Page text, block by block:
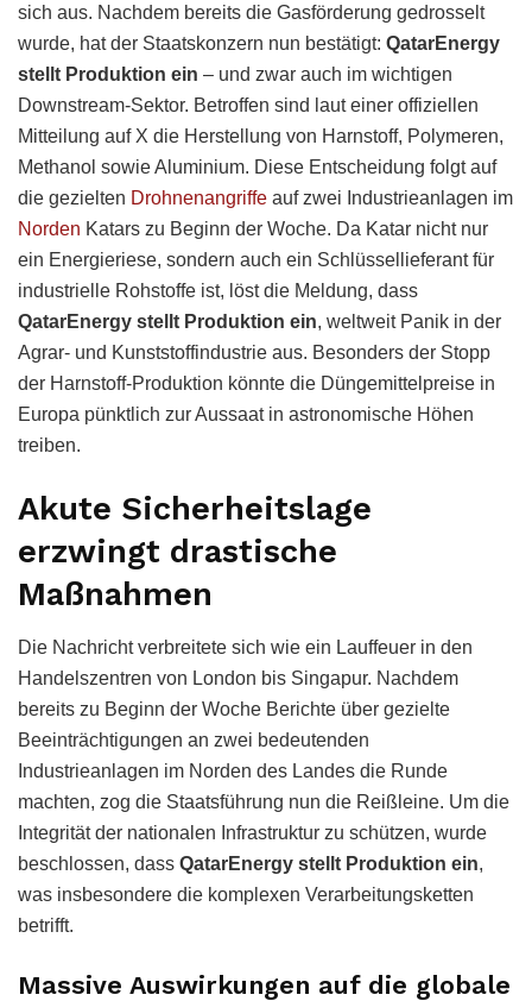
sich aus. Nachdem bereits die Gasförderung gedrosselt
wurde, hat der Staatskonzern nun bestätigt: QatarEnergy
stellt Produktion ein – und zwar auch im wichtigen
Downstream-Sektor. Betroffen sind laut einer offiziellen
Mitteilung auf X die Herstellung von Harnstoff, Polymeren,
Methanol sowie Aluminium. Diese Entscheidung folgt auf
die gezielten Drohnenangriffe auf zwei Industrieanlagen im
Norden Katars zu Beginn der Woche. Da Katar nicht nur
ein Energieriese, sondern auch ein Schlüssellieferant für
industrielle Rohstoffe ist, löst die Meldung, dass
QatarEnergy stellt Produktion ein, weltweit Panik in der
Agrar- und Kunststoffindustrie aus. Besonders der Stopp
der Harnstoff-Produktion könnte die Düngemittelpreise in
Europa pünktlich zur Aussaat in astronomische Höhen
treiben.
Akute Sicherheitslage
erzwingt drastische
Maßnahmen
Die Nachricht verbreitete sich wie ein Lauffeuer in den
Handelszentren von London bis Singapur. Nachdem
bereits zu Beginn der Woche Berichte über gezielte
Beeinträchtigungen an zwei bedeutenden
Industrieanlagen im Norden des Landes die Runde
machten, zog die Staatsführung nun die Reißleine. Um die
Integrität der nationalen Infrastruktur zu schützen, wurde
beschlossen, dass QatarEnergy stellt Produktion ein,
was insbesondere die komplexen Verarbeitungsketten
betrifft.
Massive Auswirkungen auf die globale